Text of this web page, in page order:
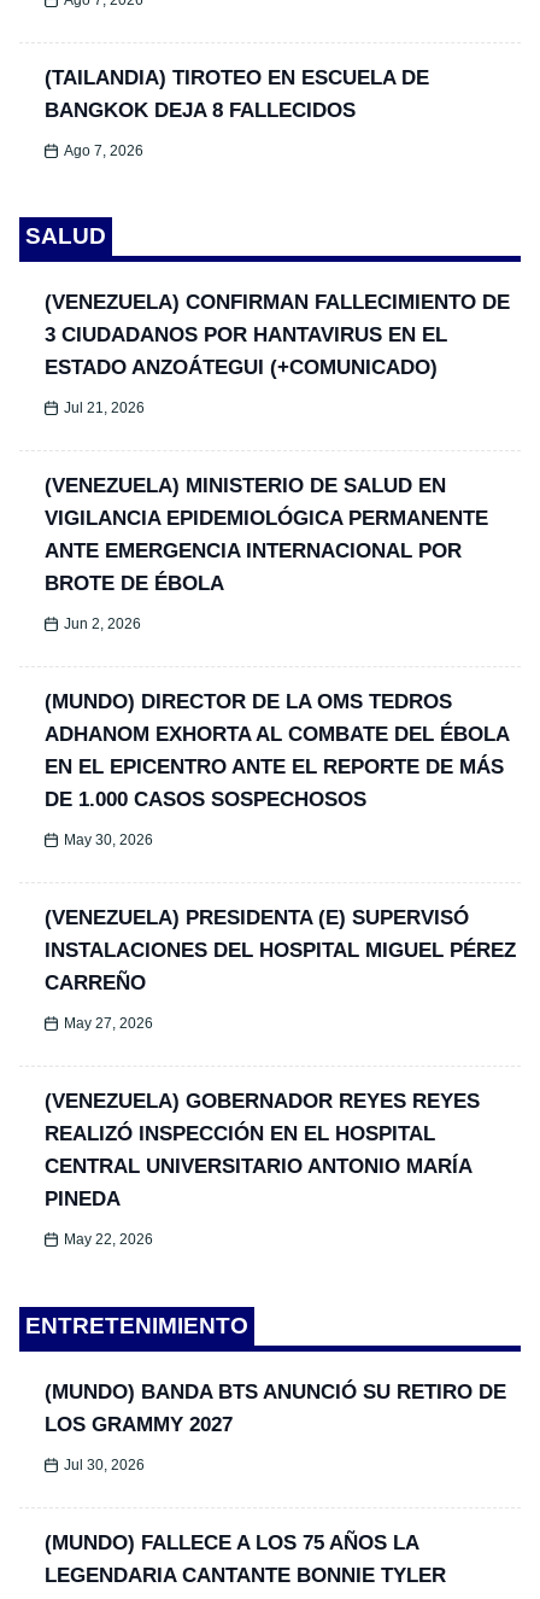
(TAILANDIA) TIROTEO EN ESCUELA DE
BANGKOK DEJA 8 FALLECIDOS
Ago 7, 2026
SALUD
(VENEZUELA) CONFIRMAN FALLECIMIENTO DE
3 CIUDADANOS POR HANTAVIRUS EN EL
ESTADO ANZOÁTEGUI (+COMUNICADO)
Jul 21, 2026
(VENEZUELA) MINISTERIO DE SALUD EN
VIGILANCIA EPIDEMIOLÓGICA PERMANENTE
ANTE EMERGENCIA INTERNACIONAL POR
BROTE DE ÉBOLA
Jun 2, 2026
(MUNDO) DIRECTOR DE LA OMS TEDROS
ADHANOM EXHORTA AL COMBATE DEL ÉBOLA
EN EL EPICENTRO ANTE EL REPORTE DE MÁS
DE 1.000 CASOS SOSPECHOSOS
May 30, 2026
(VENEZUELA) PRESIDENTA (E) SUPERVISÓ
INSTALACIONES DEL HOSPITAL MIGUEL PÉREZ
CARREÑO
May 27, 2026
(VENEZUELA) GOBERNADOR REYES REYES
REALIZÓ INSPECCIÓN EN EL HOSPITAL
CENTRAL UNIVERSITARIO ANTONIO MARÍA
PINEDA
May 22, 2026
ENTRETENIMIENTO
(MUNDO) BANDA BTS ANUNCIÓ SU RETIRO DE
LOS GRAMMY 2027
Jul 30, 2026
(MUNDO) FALLECE A LOS 75 AÑOS LA
LEGENDARIA CANTANTE BONNIE TYLER